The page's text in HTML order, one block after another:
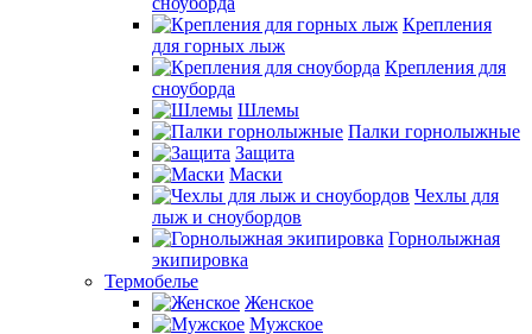
Крепления
для горных лыж
Крепления для
сноуборда
Шлемы
Палки горнолыжные
Защита
Маски
Чехлы для
лыж и сноубордов
Горнолыжная
экипировка
Термобелье
Женское
Мужское